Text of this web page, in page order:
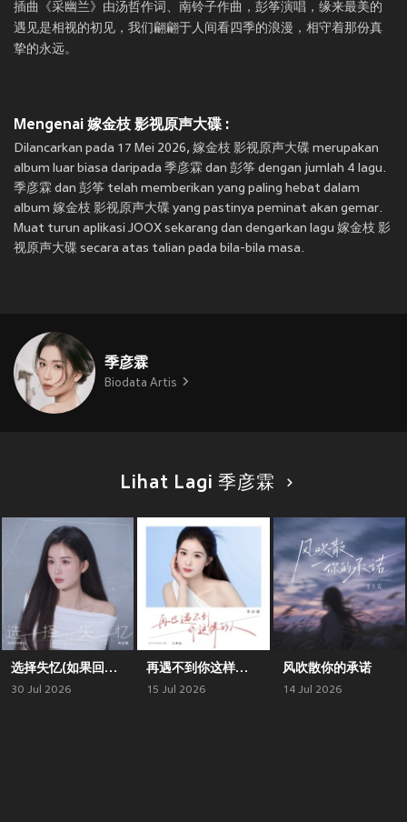
插曲《采幽兰》由汤哲作词、南铃子作曲，彭筝演唱，缘来最美的
遇见是相视的初见，我们翩翩于人间看四季的浪漫，相守着那份真
挚的永远。
Mengenai 嫁金枝 影视原声大碟 :
Dilancarkan pada 17 Mei 2026, 嫁金枝 影视原声大碟 merupakan
album luar biasa daripada 季彦霖 dan 彭筝 dengan jumlah 4 lagu.
季彦霖 dan 彭筝 telah memberikan yang paling hebat dalam
album 嫁金枝 影视原声大碟 yang pastinya peminat akan gemar.
Muat turun aplikasi JOOX sekarang dan dengarkan lagu 嫁金枝 影
视原声大碟 secara atas talian pada bila-bila masa.
季彦霖
Biodata Artis
Lihat Lagi 季彦霖
选择失忆(如果回到最初)-季彦霖
30 Jul 2026
再遇不到你这样的人(九零版)
15 Jul 2026
风吹散你的承诺
14 Jul 2026